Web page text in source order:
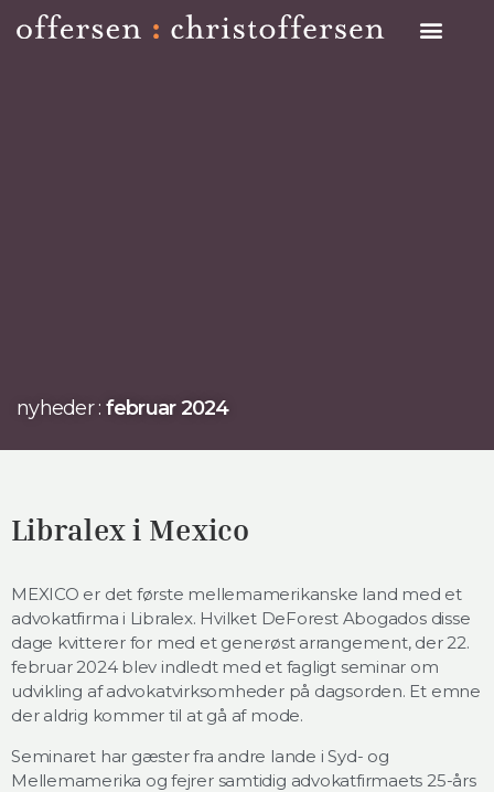
nyheder : februar 2024
Libralex i Mexico
MEXICO er det første mellemamerikanske land med et
advokatfirma i Libralex. Hvilket DeForest Abogados disse
dage kvitterer for med et generøst arrangement, der 22.
februar 2024 blev indledt med et fagligt seminar om
udvikling af advokatvirksomheder på dagsorden. Et emne
der aldrig kommer til at gå af mode.
Seminaret har gæster fra andre lande i Syd- og
Mellemamerika og fejrer samtidig advokatfirmaets 25-års